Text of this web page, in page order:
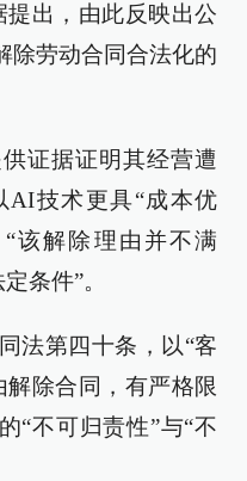
出，由此反映出公
除劳动合同合法化的
证据证明其经营遭
AI技术更具“成本优
该解除理由并不满
条件”。
法第四十条，以“客
除合同，有严格限
“不可归责性”与“不